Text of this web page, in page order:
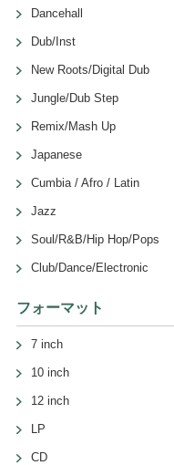
Dancehall
Dub/Inst
New Roots/Digital Dub
Jungle/Dub Step
Remix/Mash Up
Japanese
Cumbia / Afro / Latin
Jazz
Soul/R&B/Hip Hop/Pops
Club/Dance/Electronic
フォーマット
7 inch
10 inch
12 inch
LP
CD